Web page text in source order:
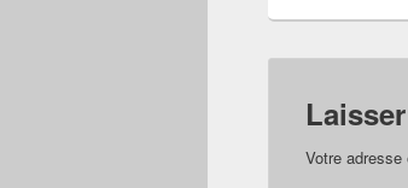
Votre